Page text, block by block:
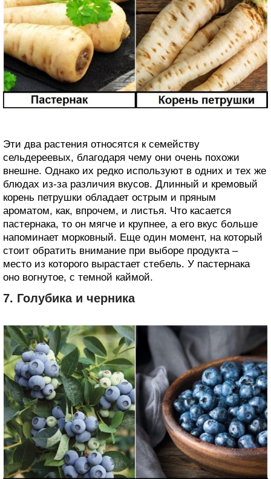
Эти два растения относятся к семейству
сельдереевых, благодаря чему они очень похожи
внешне. Однако их редко используют в одних и тех же
блюдах из-за различия вкусов. Длинный и кремовый
корень петрушки обладает острым и пряным
ароматом, как, впрочем, и листья. Что касается
пастернака, то он мягче и крупнее, а его вкус больше
напоминает морковный. Еще один момент, на который
стоит обратить внимание при выборе продукта –
место из которого вырастает стебель. У пастернака
оно вогнутое, с темной каймой.
7. Голубика и черника